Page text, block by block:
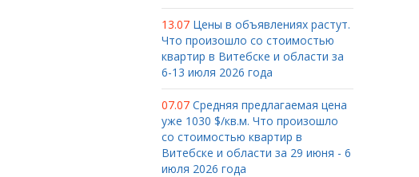
13.07 Цены в объявлениях растут.
Что произошло со стоимостью
квартир в Витебске и области за
6-13 июля 2026 года
07.07 Средняя предлагаемая цена
уже 1030 $/кв.м. Что произошло
со стоимостью квартир в
Витебске и области за 29 июня - 6
июля 2026 года